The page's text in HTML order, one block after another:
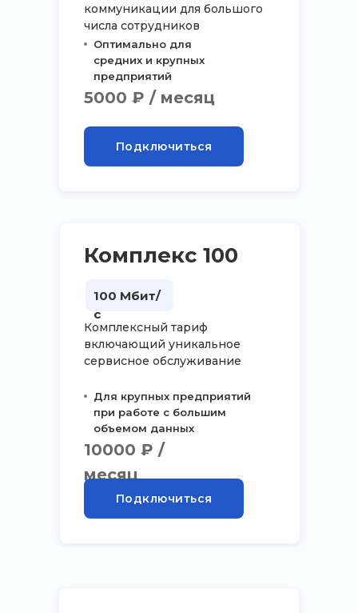
Комплекс 100
Оптимально для
средних и крупных
предприятий
100 Мбит/
с
коммуникации для большого
числа сотрудников
5000 ₽ / месяц
Для крупных предприятий
при работе с большим
объемом данных
Комплексный тариф
включающий уникальное
сервисное обслуживание
10000 ₽ /
месяц
Подключиться
Подключиться